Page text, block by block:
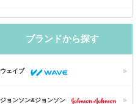
ブランドから探す
ウェイブ
ジョンソン&ジョンソン